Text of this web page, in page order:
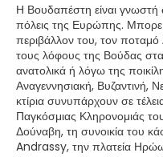
Η Βουδαπέστη είναι γνωστή
πόλεις της Ευρώπης.
περιβάλλον του, τον
τους λόφους της Βούδας
ανατολικά ή λόγω της
Αναγεννησιακή, Βυζαντινή,
κτίρια συνυπάρχουν σε
Παγκόσμιας Κληρονομιάς
Δούναβη, τη συνοικία του
Andrassy, ​​την πλατεία